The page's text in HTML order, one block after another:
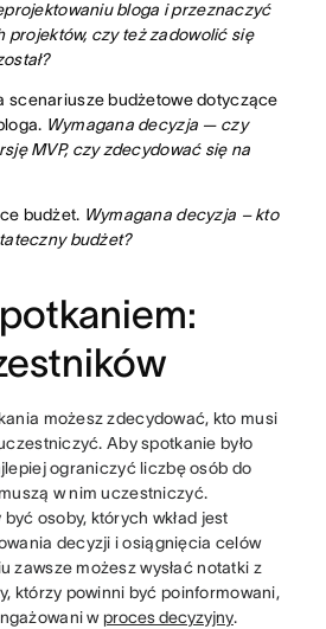
bloga i przeznaczyć
projektów, czy też zadowolić się
scenariusze budżetowe dotyczące
Wymagana decyzja — czy
MVP, czy zdecydować się na
budżet. Wymagana decyzja – kto
budżet?
możesz zdecydować, kto musi
Aby spotkanie było
ograniczyć liczbę osób do
w nim uczestniczyć.
osoby, których wkład jest
decyzji i osiągnięcia celów
zawsze możesz wysłać notatki z
którzy powinni być poinformowani,
w proces decyzyjny.